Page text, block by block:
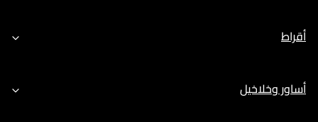
أقراط
أساور وخلاخيل